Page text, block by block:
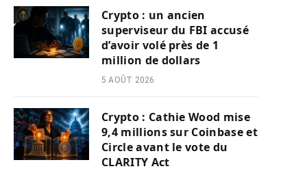
Crypto : un ancien
superviseur du FBI accusé
d’avoir volé près de 1
million de dollars
5 AOÛT 2026
Crypto : Cathie Wood mise
9,4 millions sur Coinbase et
Circle avant le vote du
CLARITY Act